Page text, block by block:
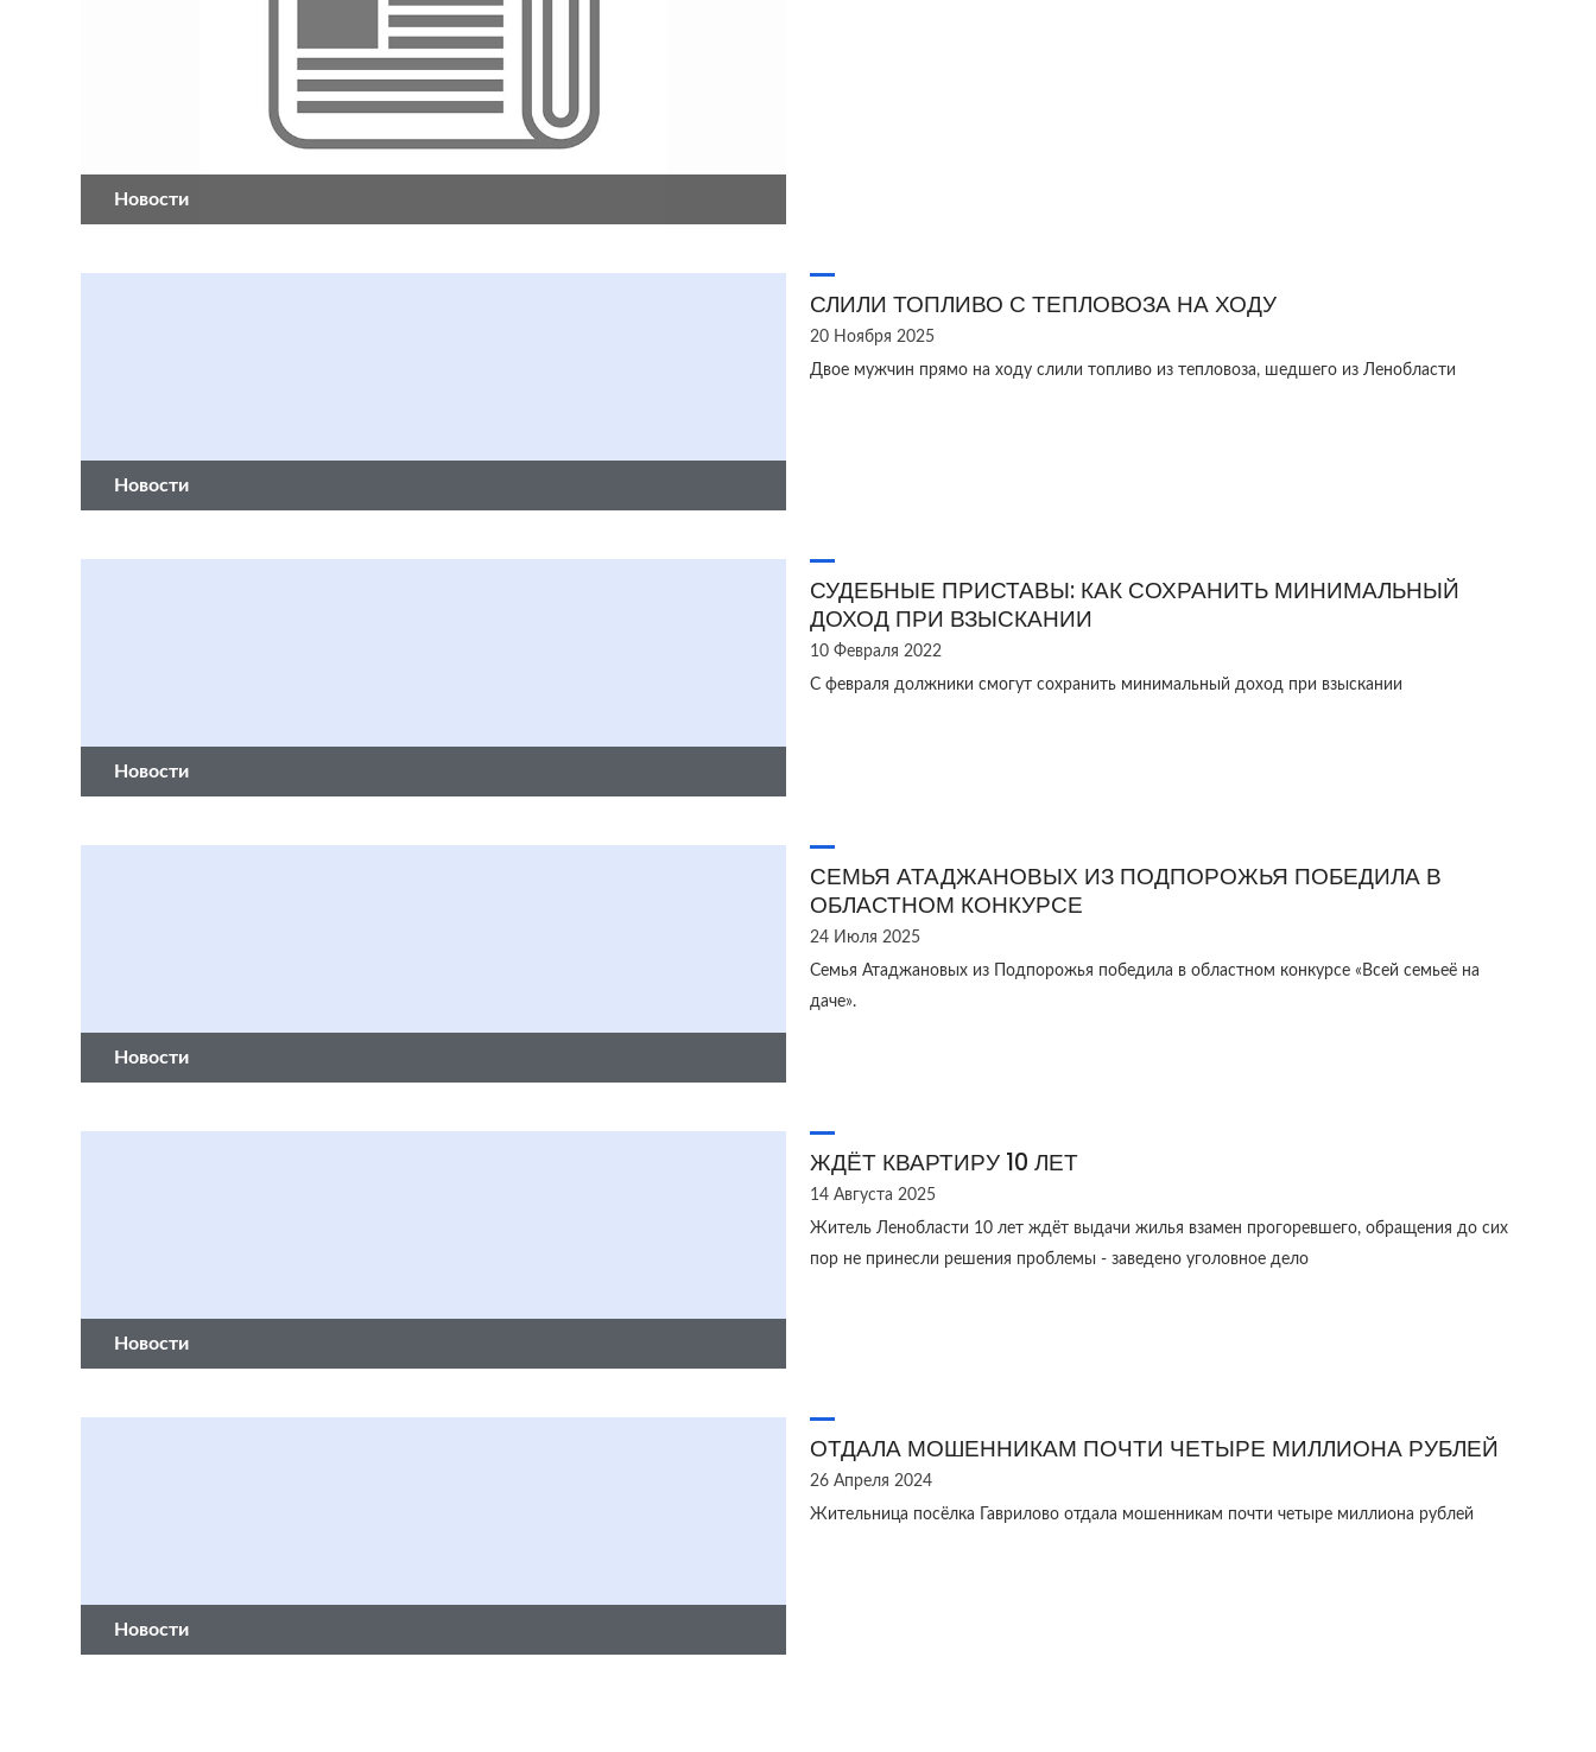
Новости
Новости
СЛИЛИ ТОПЛИВО С ТЕПЛОВОЗА НА ХОДУ
20 Ноября 2025
Двое мужчин прямо на ходу слили топливо из тепловоза, шедшего из Ленобласти
Новости
СУДЕБНЫЕ ПРИСТАВЫ: КАК СОХРАНИТЬ МИНИМАЛЬНЫЙ
ДОХОД ПРИ ВЗЫСКАНИИ
10 Февраля 2022
С февраля должники смогут сохранить минимальный доход при взыскании
Новости
СЕМЬЯ АТАДЖАНОВЫХ ИЗ ПОДПОРОЖЬЯ ПОБЕДИЛА В
ОБЛАСТНОМ КОНКУРСЕ
24 Июля 2025
Семья Атаджановых из Подпорожья победила в областном конкурсе «Всей семьеё на
даче».
Новости
ЖДЁТ КВАРТИРУ 10 ЛЕТ
14 Августа 2025
Житель Ленобласти 10 лет ждёт выдачи жилья взамен прогоревшего, обращения до сих
пор не принесли решения проблемы - заведено уголовное дело
Новости
ОТДАЛА МОШЕННИКАМ ПОЧТИ ЧЕТЫРЕ МИЛЛИОНА РУБЛЕЙ
26 Апреля 2024
Жительница посёлка Гаврилово отдала мошенникам почти четыре миллиона рублей